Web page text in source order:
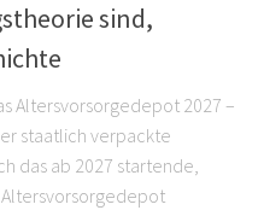
sind,
Altersvorsorgedepot 2027 –
staatlich verpackte
das ab 2027 startende,